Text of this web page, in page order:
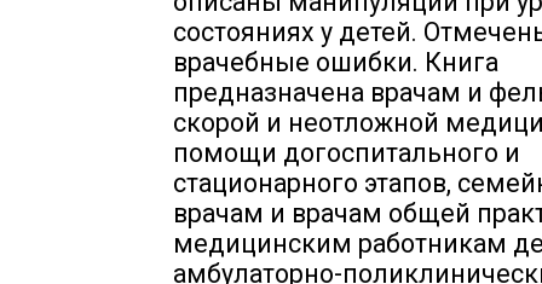
состояниях у детей.
врачебные ошибки. Книга
предназначена врачам и
скорой и неотложной
помощи догоспитального и
стационарного этапов,
врачам и врачам общей
медицинским работникам
амбулаторно-